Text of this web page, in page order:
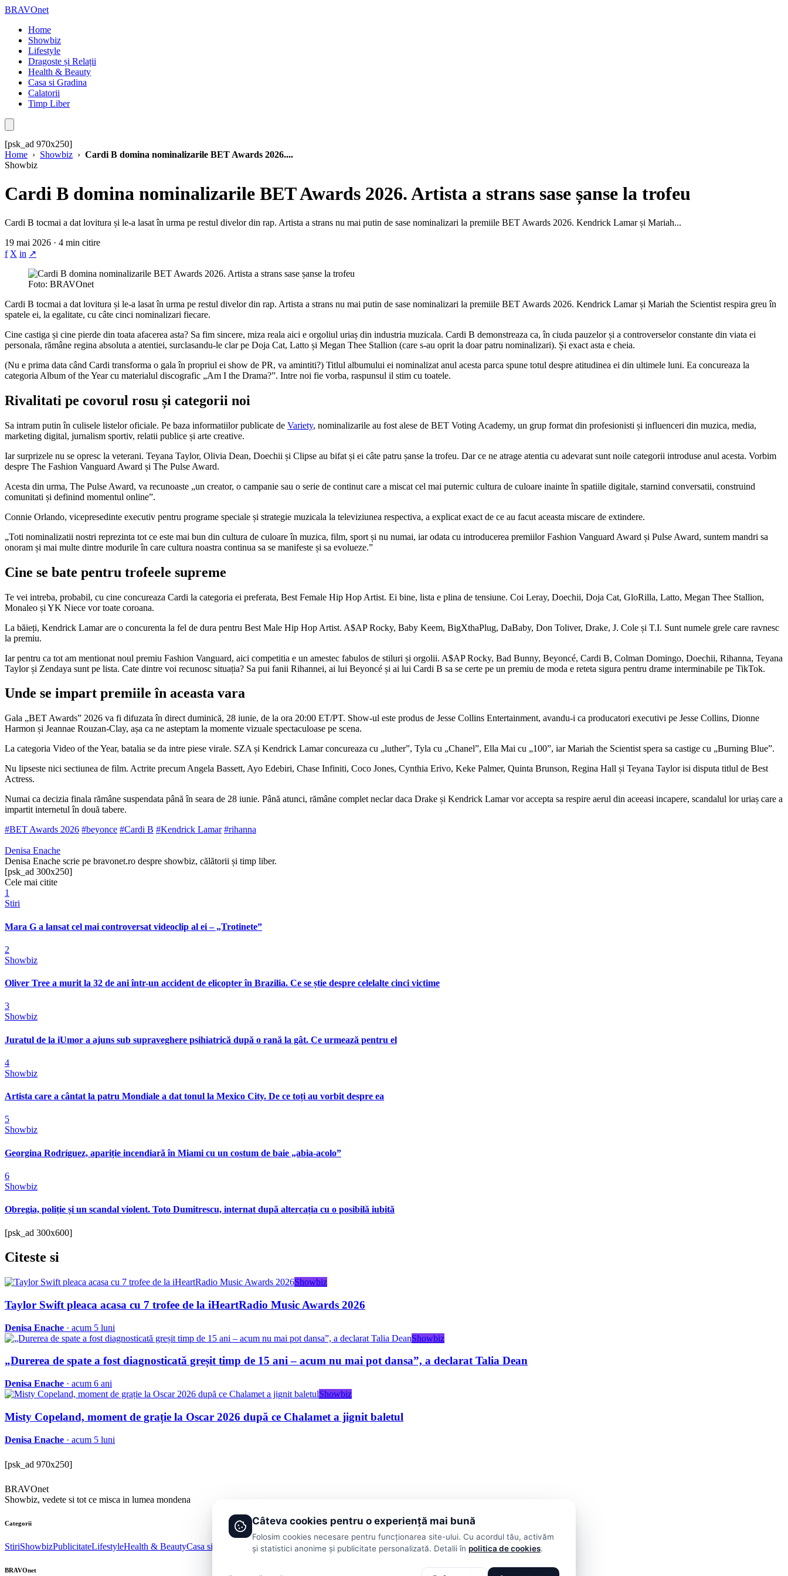
BRAVOnet
Home
Showbiz
Lifestyle
Dragoste și Relații
Health & Beauty
Casa si Gradina
Calatorii
Timp Liber
[psk_ad 970x250]
Home › Showbiz › Cardi B domina nominalizarile BET Awards 2026....
Showbiz
Cardi B domina nominalizarile BET Awards 2026. Artista a strans sase șanse la trofeu
Cardi B tocmai a dat lovitura și le-a lasat în urma pe restul divelor din rap. Artista a strans nu mai putin de sase nominalizari la premiile BET Awards 2026. Kendrick Lamar și Mariah...
19 mai 2026 · 4 min citire
f X in ↗
Foto: BRAVOnet
Cardi B tocmai a dat lovitura și le-a lasat în urma pe restul divelor din rap. Artista a strans nu mai putin de sase nominalizari la premiile BET Awards 2026. Kendrick Lamar și Mariah the Scientist respira greu în
spatele ei, la egalitate, cu câte cinci nominalizari fiecare.
Cine castiga și cine pierde din toata afacerea asta? Sa fim sincere, miza reala aici e orgoliul uriaș din industria muzicala. Cardi B demonstreaza ca, în ciuda pauzelor și a controverselor constante din viata ei
personala, rămâne regina absoluta a atentiei, surclasandu-le clar pe Doja Cat, Latto și Megan Thee Stallion (care s-au oprit la doar patru nominalizari). Și exact asta e cheia.
(Nu e prima data când Cardi transforma o gala în propriul ei show de PR, va amintiti?) Titlul albumului ei nominalizat anul acesta parca spune totul despre atitudinea ei din ultimele luni. Ea concureaza la
categoria Album of the Year cu materialul discografic „Am I the Drama?”. Intre noi fie vorba, raspunsul il stim cu toatele.
Rivalitati pe covorul rosu și categorii noi
Sa intram putin în culisele listelor oficiale. Pe baza informatiilor publicate de Variety, nominalizarile au fost alese de BET Voting Academy, un grup format din profesionisti și influenceri din muzica, media,
marketing digital, jurnalism sportiv, relatii publice și arte creative.
Iar surprizele nu se opresc la veterani. Teyana Taylor, Olivia Dean, Doechii și Clipse au bifat și ei câte patru șanse la trofeu. Dar ce ne atrage atentia cu adevarat sunt noile categorii introduse anul acesta. Vorbim
despre The Fashion Vanguard Award și The Pulse Award.
Acesta din urma, The Pulse Award, va recunoaste „un creator, o campanie sau o serie de continut care a miscat cel mai puternic cultura de culoare inainte în spatiile digitale, starnind conversatii, construind
comunitati și definind momentul online”.
Connie Orlando, vicepresedinte executiv pentru programe speciale și strategie muzicala la televiziunea respectiva, a explicat exact de ce au facut aceasta miscare de extindere.
„Toti nominalizatii nostri reprezinta tot ce este mai bun din cultura de culoare în muzica, film, sport și nu numai, iar odata cu introducerea premiilor Fashion Vanguard Award și Pulse Award, suntem mandri sa
onoram și mai multe dintre modurile în care cultura noastra continua sa se manifeste și sa evolueze.”
Cine se bate pentru trofeele supreme
Te vei intreba, probabil, cu cine concureaza Cardi la categoria ei preferata, Best Female Hip Hop Artist. Ei bine, lista e plina de tensiune. Coi Leray, Doechii, Doja Cat, GloRilla, Latto, Megan Thee Stallion,
Monaleo și YK Niece vor toate coroana.
La băieți, Kendrick Lamar are o concurenta la fel de dura pentru Best Male Hip Hop Artist. A$AP Rocky, Baby Keem, BigXthaPlug, DaBaby, Don Toliver, Drake, J. Cole și T.I. Sunt numele grele care ravnesc
la premiu.
Iar pentru ca tot am mentionat noul premiu Fashion Vanguard, aici competitia e un amestec fabulos de stiluri și orgolii. A$AP Rocky, Bad Bunny, Beyoncé, Cardi B, Colman Domingo, Doechii, Rihanna, Teyana
Taylor și Zendaya sunt pe lista. Cate dintre voi recunosc situația? Sa pui fanii Rihannei, ai lui Beyoncé și ai lui Cardi B sa se certe pe un premiu de moda e reteta sigura pentru drame interminabile pe TikTok.
Unde se impart premiile în aceasta vara
Gala „BET Awards” 2026 va fi difuzata în direct duminică, 28 iunie, de la ora 20:00 ET/PT. Show-ul este produs de Jesse Collins Entertainment, avandu-i ca producatori executivi pe Jesse Collins, Dionne
Harmon și Jeannae Rouzan-Clay, așa ca ne asteptam la momente vizuale spectaculoase pe scena.
La categoria Video of the Year, batalia se da intre piese virale. SZA și Kendrick Lamar concureaza cu „luther”, Tyla cu „Chanel”, Ella Mai cu „100”, iar Mariah the Scientist spera sa castige cu „Burning Blue”.
Nu lipseste nici sectiunea de film. Actrite precum Angela Bassett, Ayo Edebiri, Chase Infiniti, Coco Jones, Cynthia Erivo, Keke Palmer, Quinta Brunson, Regina Hall și Teyana Taylor isi disputa titlul de Best
Actress.
Numai ca decizia finala rămâne suspendata până în seara de 28 iunie. Până atunci, rămâne complet neclar daca Drake și Kendrick Lamar vor accepta sa respire aerul din aceeasi incapere, scandalul lor uriaș care a
impartit internetul în două tabere.
#BET Awards 2026 #beyonce #Cardi B #Kendrick Lamar #rihanna
Denisa Enache
Denisa Enache scrie pe bravonet.ro despre showbiz, călătorii și timp liber.
[psk_ad 300x250]
Cele mai citite
1
Stiri
Mara G a lansat cel mai controversat videoclip al ei – „Trotinete”
2
Showbiz
Oliver Tree a murit la 32 de ani într-un accident de elicopter în Brazilia. Ce se știe despre celelalte cinci victime
3
Showbiz
Juratul de la iUmor a ajuns sub supraveghere psihiatrică după o rană la gât. Ce urmează pentru el
4
Showbiz
Artista care a cântat la patru Mondiale a dat tonul la Mexico City. De ce toți au vorbit despre ea
5
Showbiz
Georgina Rodríguez, apariție incendiară în Miami cu un costum de baie „abia-acolo”
6
Showbiz
Obregia, poliție și un scandal violent. Toto Dumitrescu, internat după altercația cu o posibilă iubită
[psk_ad 300x600]
Citeste si
Showbiz
Taylor Swift pleaca acasa cu 7 trofee de la iHeartRadio Music Awards 2026
Denisa Enache · acum 5 luni
Showbiz
„Durerea de spate a fost diagnosticată greșit timp de 15 ani – acum nu mai pot dansa”, a declarat Talia Dean
Denisa Enache · acum 6 ani
Showbiz
Misty Copeland, moment de grație la Oscar 2026 după ce Chalamet a jignit baletul
Denisa Enache · acum 5 luni
[psk_ad 970x250]
BRAVOnet
Showbiz, vedete si tot ce misca in lumea mondena
Categorii
StiriShowbizPublicitateLifestyleHealth & BeautyCasa si Gradina
BRAVOnet
Câteva cookies pentru o experiență mai bună
Folosim cookies necesare pentru funcționarea site-ului. Cu acordul tău, activăm
și statistici anonime și publicitate personalizată. Detalii în politica de cookies.